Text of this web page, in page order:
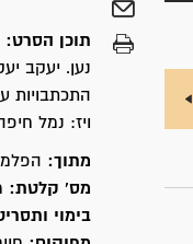
תוכן הסרט:
נען. יעקב
התכתבויות
ויז: נמל
מתוך:
מס' קלטת:
בימוי